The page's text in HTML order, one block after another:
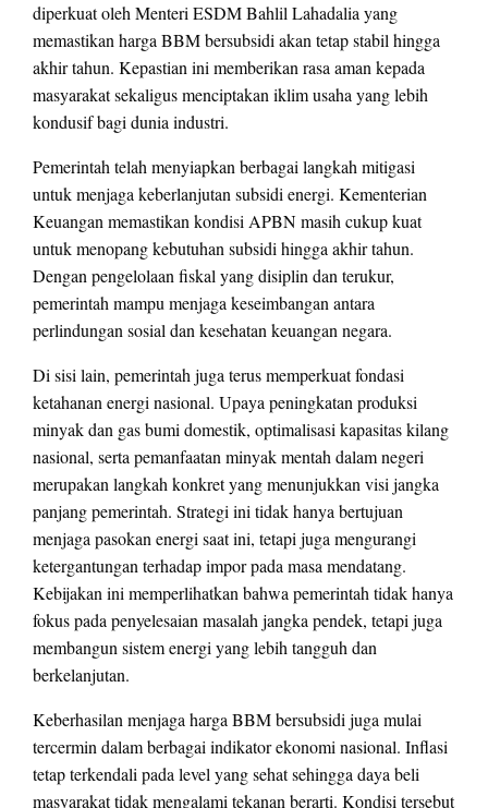
diperkuat oleh Menteri ESDM Bahlil Lahadalia yang
memastikan harga BBM bersubsidi akan tetap stabil hingga
akhir tahun. Kepastian ini memberikan rasa aman kepada
masyarakat sekaligus menciptakan iklim usaha yang lebih
kondusif bagi dunia industri.
Pemerintah telah menyiapkan berbagai langkah mitigasi
untuk menjaga keberlanjutan subsidi energi. Kementerian
Keuangan memastikan kondisi APBN masih cukup kuat
untuk menopang kebutuhan subsidi hingga akhir tahun.
Dengan pengelolaan fiskal yang disiplin dan terukur,
pemerintah mampu menjaga keseimbangan antara
perlindungan sosial dan kesehatan keuangan negara.
Di sisi lain, pemerintah juga terus memperkuat fondasi
ketahanan energi nasional. Upaya peningkatan produksi
minyak dan gas bumi domestik, optimalisasi kapasitas kilang
nasional, serta pemanfaatan minyak mentah dalam negeri
merupakan langkah konkret yang menunjukkan visi jangka
panjang pemerintah. Strategi ini tidak hanya bertujuan
menjaga pasokan energi saat ini, tetapi juga mengurangi
ketergantungan terhadap impor pada masa mendatang.
Kebijakan ini memperlihatkan bahwa pemerintah tidak hanya
fokus pada penyelesaian masalah jangka pendek, tetapi juga
membangun sistem energi yang lebih tangguh dan
berkelanjutan.
Keberhasilan menjaga harga BBM bersubsidi juga mulai
tercermin dalam berbagai indikator ekonomi nasional. Inflasi
tetap terkendali pada level yang sehat sehingga daya beli
masyarakat tidak mengalami tekanan berarti. Kondisi tersebut